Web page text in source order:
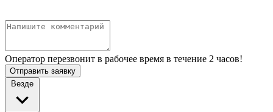
Оператор перезвонит в рабочее время в течение 2 часов!
Отправить заявку
Везде